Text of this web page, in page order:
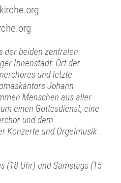
der beiden zentralen
Innenstadt: Ort der
und letzte
Johann
Menschen aus aller
einen Gottesdienst, eine
und dem
Konzerte und Orgelmusik
(18 Uhr) und Samstags (15